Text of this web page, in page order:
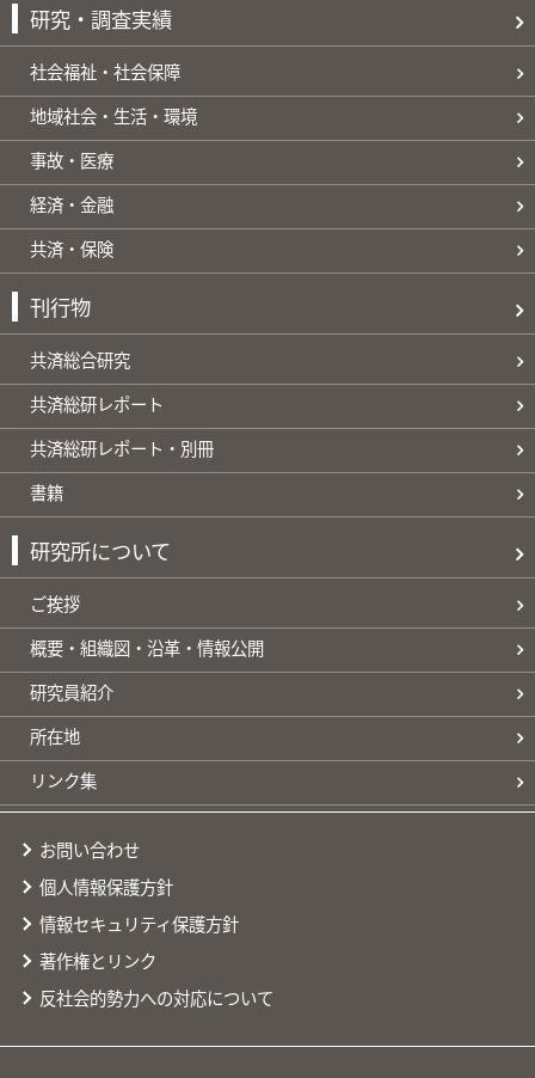
研究・調査実績
社会福祉・社会保障
地域社会・生活・環境
事故・医療
経済・金融
共済・保険
刊行物
共済総合研究
共済総研レポート
共済総研レポート・別冊
書籍
研究所について
ご挨拶
概要・組織図・沿革・情報公開
研究員紹介
所在地
リンク集
お問い合わせ
個人情報保護方針
情報セキュリティ保護方針
著作権とリンク
反社会的勢力への対応について